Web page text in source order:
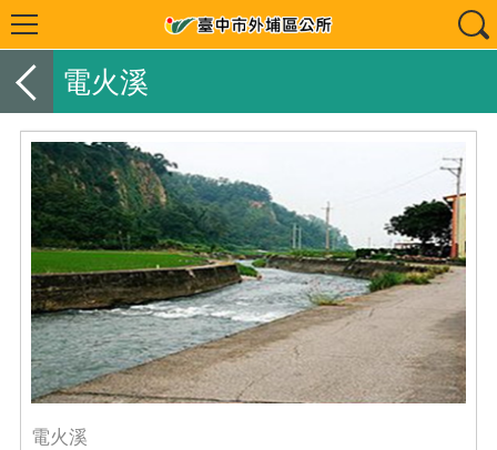
電火溪
電火溪